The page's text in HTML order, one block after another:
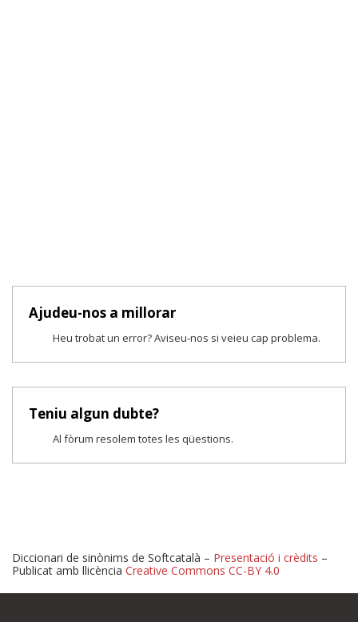
Ajudeu-nos a millorar
Heu trobat un error? Aviseu-nos si veieu cap problema.
Teniu algun dubte?
Al fòrum resolem totes les qüestions.
Diccionari de sinònims de Softcatalà – Presentació i crèdits –
Publicat amb llicència Creative Commons CC-BY 4.0